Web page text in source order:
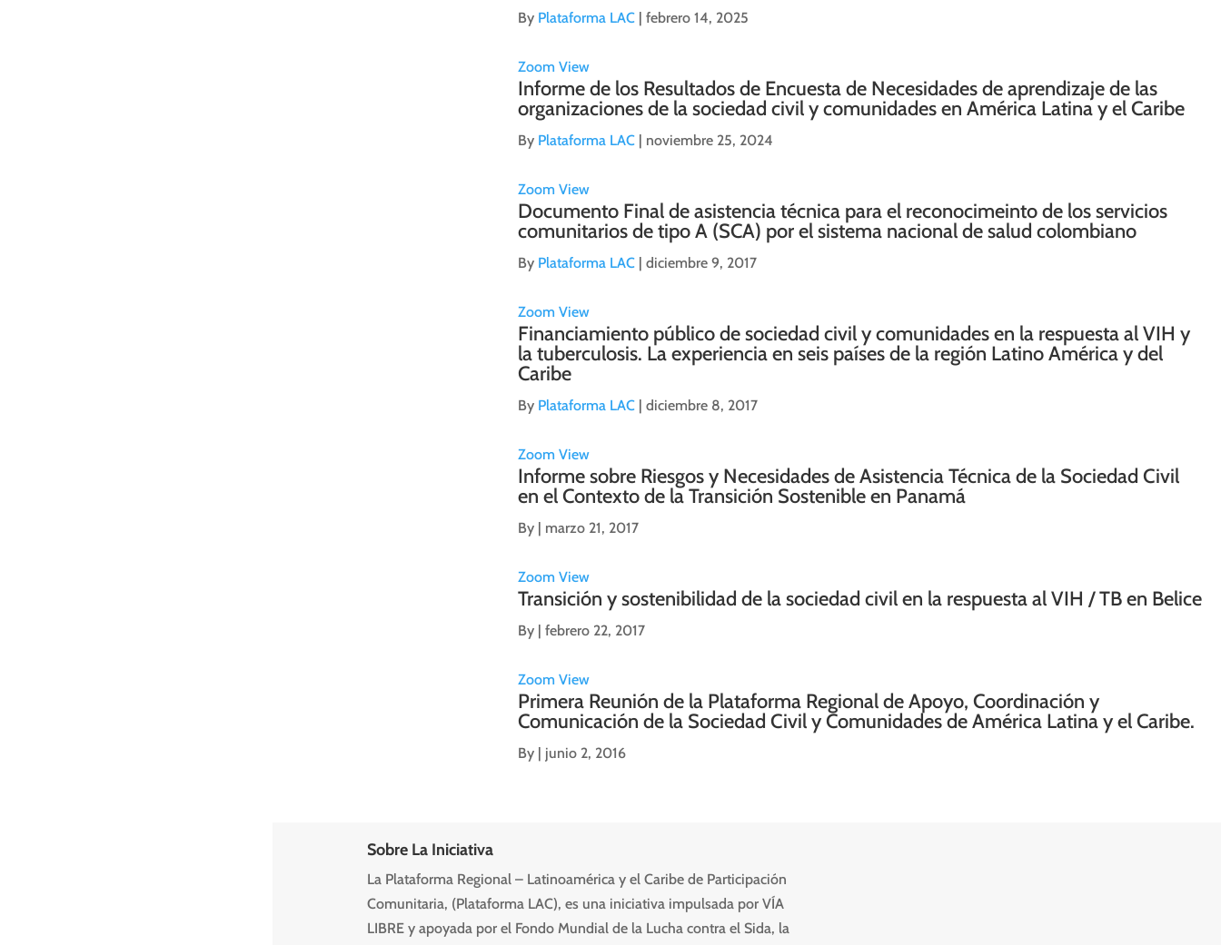
By Plataforma LAC |febrero 14, 2025
Zoom View
Informe de los Resultados de Encuesta de Necesidades de aprendizaje de las
organizaciones de la sociedad civil y comunidades en América Latina y el Caribe
By Plataforma LAC | noviembre 25, 2024
Zoom View
Documento Final de asistencia técnica para el reconocimeinto de los servicios
comunitarios de tipo A (SCA) por el sistema nacional de salud colombiano
By Plataforma LAC |diciembre 9, 2017
Zoom View
Financiamiento público de sociedad civil y comunidades en la respuesta al VIH y
la tuberculosis. La experiencia en seis países de la región Latino América y del
Caribe
By Plataforma LAC |diciembre 8, 2017
Zoom View
Informe sobre Riesgos y Necesidades de Asistencia Técnica de la Sociedad Civil
en el Contexto de la Transición Sostenible en Panamá
By | marzo 21, 2017
Zoom View
Transición y sostenibilidad de la sociedad civil en la respuesta al VIH / TB en Belice
By |febrero 22, 2017
Zoom View
Primera Reunión de la Plataforma Regional de Apoyo, Coordinación y
Comunicación de la Sociedad Civil y Comunidades de América Latina y el Caribe.
By | junio 2, 2016
Sobre La Iniciativa
La Plataforma Regional – Latinoamérica y el Caribe de Participación
Comunitaria, (Plataforma LAC), es una iniciativa impulsada por VÍA
LIBRE y apoyada por el Fondo Mundial de la Lucha contra el Sida, la